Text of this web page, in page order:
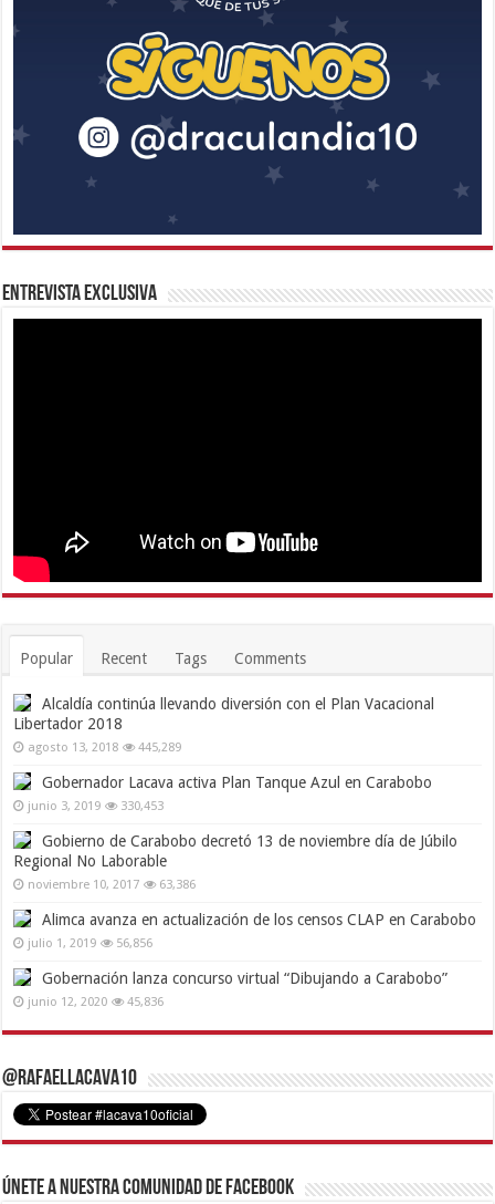
Entrevista Exclusiva
Popular Recent Tags Comments
Alcaldía continúa llevando diversión con el Plan Vacacional
Libertador 2018
agosto 13, 2018 445,289
Gobernador Lacava activa Plan Tanque Azul en Carabobo
junio 3, 2019 330,453
Gobierno de Carabobo decretó 13 de noviembre día de Júbilo
Regional No Laborable
noviembre 10, 2017 63,386
Alimca avanza en actualización de los censos CLAP en Carabobo
julio 1, 2019 56,856
Gobernación lanza concurso virtual “Dibujando a Carabobo”
junio 12, 2020 45,836
@RafaelLacava10
Únete a nuestra comunidad de Facebook